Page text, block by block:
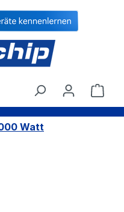
Watt